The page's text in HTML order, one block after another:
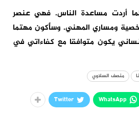
أردت مساعدة الناس. فهي عنصر
ومساري المهني. وسأكون مهتما
يكون متوافقا مع كفاءاتي في
منصف السلاوي
WhatsApp
Twitter